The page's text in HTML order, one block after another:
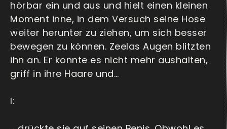
hörbar ein und aus und hielt einen kleinen
Moment inne, in dem Versuch seine Hose
weiter herunter zu ziehen, um sich besser
bewegen zu können. Zeelas Augen blitzten
ihn an. Er konnte es nicht mehr aushalten,
griff in ihre Haare und…
I: